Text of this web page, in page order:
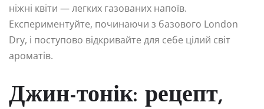
ніжні квіти — легких газованих напоїв.
Експериментуйте, починаючи з базового London
Dry, і поступово відкривайте для себе цілий світ
ароматів.
Джин-тонік: рецепт,